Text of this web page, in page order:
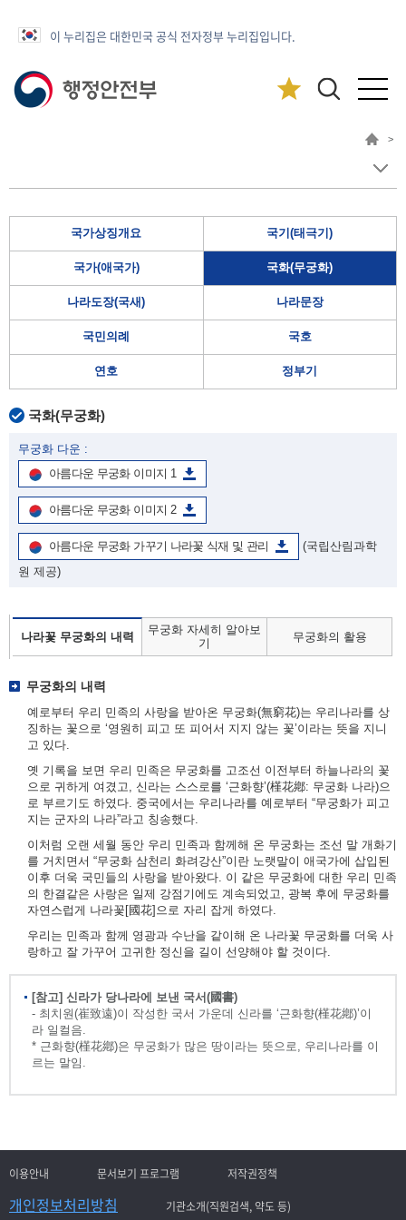
이 누리집은 대한민국 공식 전자정부 누리집입니다.
>
국가상징개요 국기(태극기)
국가(애국가) 국화(무궁화)
나라도장(국새) 나라문장
국민의례 국호
연호 정부기
국화(무궁화)
무궁화 다운 :
아름다운 무궁화 이미지 1
아름다운 무궁화 이미지 2
아름다운 무궁화 가꾸기 나라꽃 식재 및 관리
(국립산림과학
원 제공)
나라꽃 무궁화의 내력
무궁화 자세히 알아보
기
무궁화의 활용
무궁화의 내력
예로부터 우리 민족의 사랑을 받아온 무궁화(無窮花)는 우리나라를 상
징하는 꽃으로 ‘영원히 피고 또 피어서 지지 않는 꽃’이라는 뜻을 지니
고 있다.
옛 기록을 보면 우리 민족은 무궁화를 고조선 이전부터 하늘나라의 꽃
으로 귀하게 여겼고, 신라는 스스로를 ‘근화향’(槿花鄕: 무궁화 나라)으
로 부르기도 하였다. 중국에서는 우리나라를 예로부터 “무궁화가 피고
지는 군자의 나라”라고 칭송했다.
이처럼 오랜 세월 동안 우리 민족과 함께해 온 무궁화는 조선 말 개화기
를 거치면서 “무궁화 삼천리 화려강산”이란 노랫말이 애국가에 삽입된
이후 더욱 국민들의 사랑을 받아왔다. 이 같은 무궁화에 대한 우리 민족
의 한결같은 사랑은 일제 강점기에도 계속되었고, 광복 후에 무궁화를
자연스럽게 나라꽃[國花]으로 자리 잡게 하였다.
우리는 민족과 함께 영광과 수난을 같이해 온 나라꽃 무궁화를 더욱 사
랑하고 잘 가꾸어 고귀한 정신을 길이 선양해야 할 것이다.
[참고] 신라가 당나라에 보낸 국서(國書)
- 최치원(崔致遠)이 작성한 국서 가운데 신라를 ‘근화향(槿花鄕)’이
라 일컬음.
* 근화향(槿花鄕)은 무궁화가 많은 땅이라는 뜻으로, 우리나라를 이
르는 말임.
이용안내 문서보기 프로그램 저작권정책
개인정보처리방침 기관소개(직원검색, 약도 등)